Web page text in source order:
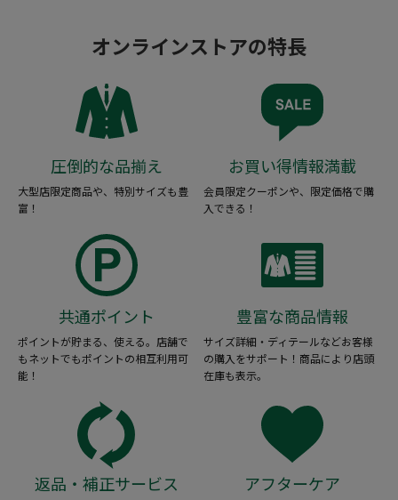
オンラインストアの特長
圧倒的な品揃え
大型店限定商品や、特別サイズも豊
富！
お買い得情報満載
会員限定クーポンや、限定価格で購
入できる！
共通ポイント
ポイントが貯まる、使える。店舗で
もネットでもポイントの相互利用可
能！
豊富な商品情報
サイズ詳細・ディテールなどお客様
の購入をサポート！商品により店頭
在庫も表示。
返品・補正サービス アフターケア